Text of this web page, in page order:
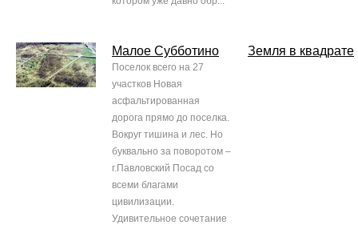
Малое Субботино
Поселок всего на 27
участков Новая
асфальтированная
дорога прямо до поселка.
Вокруг тишина и лес. Но
буквально за поворотом –
г.Павловский Посад со
всеми благами
цивилизации.
Удивительное сочетание
Земля в квадрате